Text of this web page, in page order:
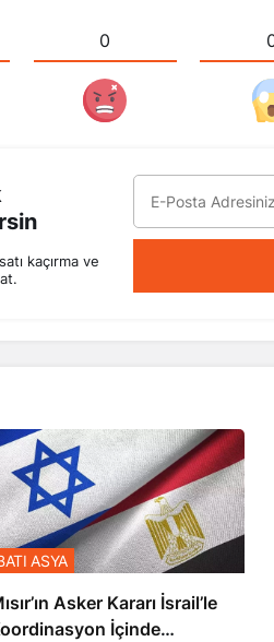
0
kaçırma ve
Asker Kararı İsrail’le
İçinde
ASYA